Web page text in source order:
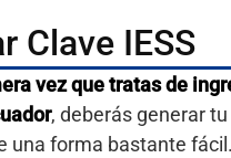
Clave IESS
vez que tratas de
, deberás generar
una forma bastante